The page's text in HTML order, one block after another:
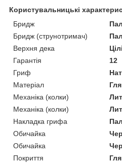
Користувальницькі
Бридж
Бридж (струнотримач)
Верхня дека
Гарантія
12
Гриф
Матеріал
Механіка (колки)
Механіка (колки)
Накладка грифа
Обичайка
Обичайка
Покриття